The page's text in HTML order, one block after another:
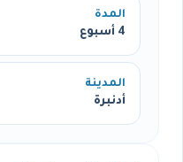
المدة
4 أسبوع
المدينة
أدنبرة